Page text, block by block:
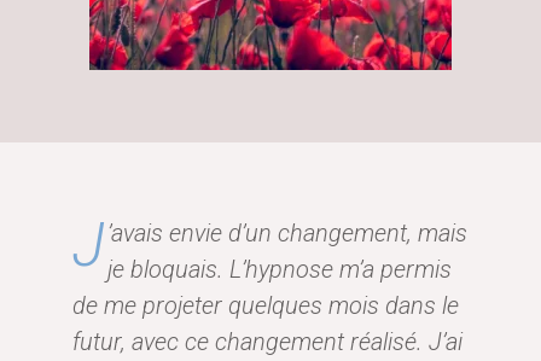
J’avais envie d’un changement, mais
je bloquais. L’hypnose m’a permis
de me projeter quelques mois dans le
futur, avec ce changement réalisé. J’ai